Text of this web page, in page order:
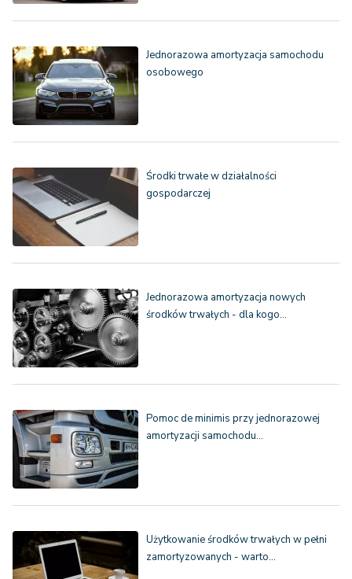
Jednorazowa amortyzacja samochodu
osobowego
Środki trwałe w działalności
gospodarczej
Jednorazowa amortyzacja nowych
środków trwałych - dla kogo…
Pomoc de minimis przy jednorazowej
amortyzacji samochodu…
Użytkowanie środków trwałych w pełni
zamortyzowanych - warto…